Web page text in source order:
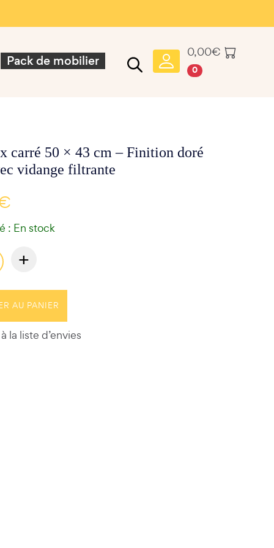
0,00€
0
Pack de mobilier
carré 50 × 43 cm – Finition doré
vidange filtrante
: En stock
+
AU PANIER
la liste d’envies